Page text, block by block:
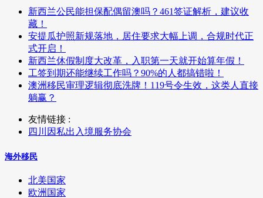
新西兰公民能担保配偶留澳吗？461签证解析，建议收
藏！
安提瓜护照新规落地，居住要求大幅上调，合规时代正
式开启！
新西兰休假制度大改革，入职第一天就开始算年假！
工签到期还能继续工作吗？90%的人都搞错啦！
澳洲移民审理逻辑彻底洗牌！119号令生效，这类人直接
躺赢？
友情链接 :
四川因私出入境服务协会
海外移民
北美国家
欧洲国家